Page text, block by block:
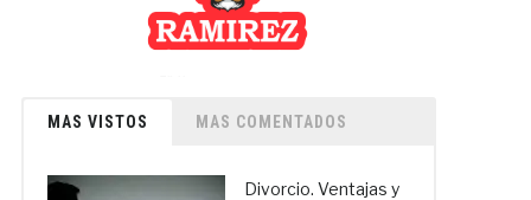
MAS VISTOS MAS COMENTADOS
Divorcio. Ventajas y